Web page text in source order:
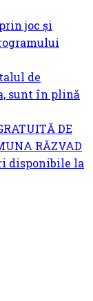
joc și
de
sunt în plină
DE
RĂZVAD
disponibile la